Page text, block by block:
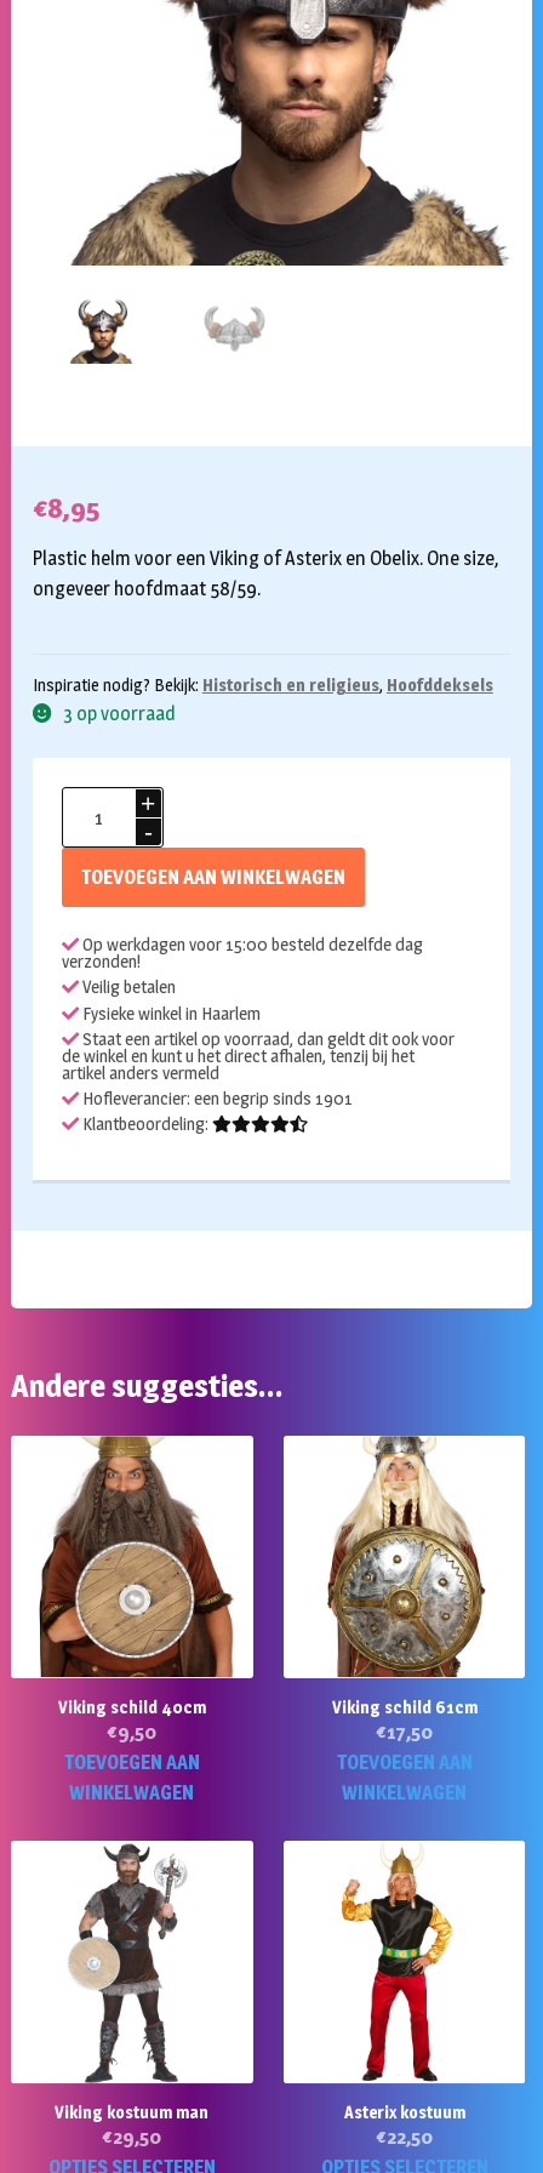
€8,95
Plastic helm voor een Viking of Asterix en Obelix. One size,
ongeveer hoofdmaat 58/59.
Inspiratie nodig? Bekijk: Historisch en religieus, Hoofddeksels
3 op voorraad
Vikinghelm
TOEVOEGEN AAN WINKELWAGEN
Op werkdagen voor 15:00 besteld dezelfde dag
verzonden!
Veilig betalen
Fysieke winkel in Haarlem
Staat een artikel op voorraad, dan geldt dit ook voor
de winkel en kunt u het direct afhalen, tenzij bij het
artikel anders vermeld
Hofleverancier: een begrip sinds 1901
Klantbeoordeling:
Andere suggesties…
Viking schild 40cm
€9,50
TOEVOEGEN AAN
WINKELWAGEN
Viking schild 61cm
€17,50
TOEVOEGEN AAN
WINKELWAGEN
Viking kostuum man
€29,50
OPTIES SELECTEREN
Asterix kostuum
€22,50
OPTIES SELECTEREN